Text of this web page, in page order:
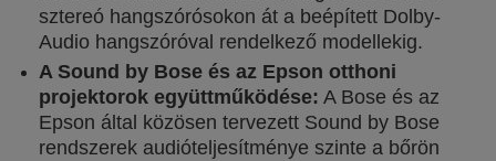
sztereó hangszórósokon át a beépített Dolby-
Audio hangszóróval rendelkező modellekig.
A Sound by Bose és az Epson otthoni
projektorok együttműködése: A Bose és az
Epson által közösen tervezett Sound by Bose
rendszerek audióteljesítménye szinte a bőrön